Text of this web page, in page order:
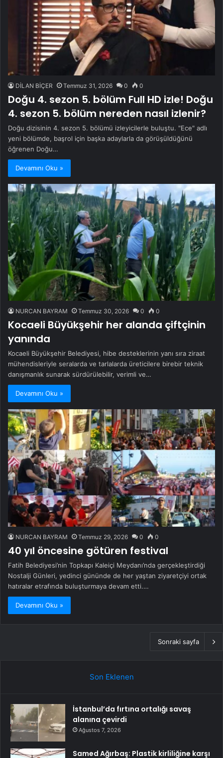
DİLAN BİÇER Temmuz 31, 2026 0 0
Doğu 4. sezon 5. bölüm Full HD izle! Doğu
4. sezon 5. bölüm nereden nasıl izlenir?
Doğu dizisinin 4. sezon 5. bölümü izleyicilerle buluştu. "Ece" adlı
yeni bölümde, başrol için başka adaylarla da görüşüldüğünü
öğrenen Doğu…
Devamını Oku »
NURCAN BAYRAM Temmuz 30, 2026 0 0
Kocaeli Büyükşehir her alanda çiftçinin
yanında
Kocaeli Büyükşehir Belediyesi, hibe desteklerinin yanı sıra ziraat
mühendisleriyle seralarda ve tarlalarda üreticilere birebir teknik
danışmanlık sunarak sürdürülebilir, verimli ve…
Devamını Oku »
NURCAN BAYRAM Temmuz 29, 2026 0 0
40 yıl öncesine götüren festival
Fatih Belediyesi’nin Topkapı Kaleiçi Meydanı’nda gerçekleştirdiği
Nostalji Günleri, yedinci gününde de her yaştan ziyaretçiyi ortak
hatıralar etrafında buluşturmaya devam etti.…
Devamını Oku »
Sonraki sayfa
Son Eklenen
İstanbul’da fırtına ortalığı savaş
alanına çevirdi
Ağustos 7, 2026
Samed Ağırbaş: Plastik kirliliğine karşı